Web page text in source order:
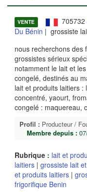
VENTE 705732
Du Bénin | grossiste
nous recherchons des
grossistes sérieux
notamment le lait et
congelé, destinés au
lait et produits laitiers
concentré, yaourt,
congelé : maquereau,
Profil : Producteur /
Membre depuis :
Rubrique : lait et
laitiers | grossiste lait
et produits laitiers |
frigorifique Benin